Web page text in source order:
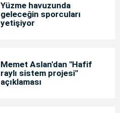
Yüzme havuzunda
geleceğin sporcuları
yetişiyor
Memet Aslan'dan "Hafif
raylı sistem projesi"
açıklaması